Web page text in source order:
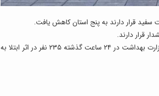
قرار دارند به پنج استان کاهش یافت.
روند ابتلا به کرونا در روزهای اخیر سیر صعودی گرفته است و بر اساس اعلام وزارت بهداشت در ۲۴ ساعت گذشته ۲۳۵ نفر در اثر ابتلا به